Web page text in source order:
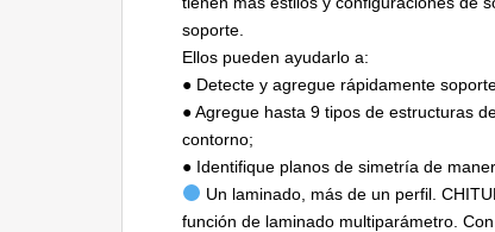
soporte.
Ellos pueden ayudarlo a:
● Detecte y agregue rápidamente
● Agregue hasta 9 tipos de estructuras
contorno;
● Identifique planos de simetría de
Un laminado, más de un perfil.
función de laminado multiparámetro.